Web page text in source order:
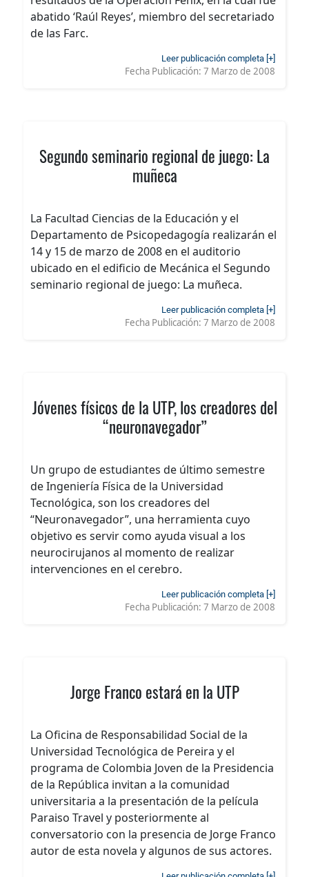
abatido ‘Raúl Reyes’, miembro del secretariado
de las Farc.
Leer publicación completa [+]
Fecha Publicación: 7 Marzo de 2008
Segundo seminario regional de juego: La
muñeca
La Facultad Ciencias de la Educación y el
Departamento de Psicopedagogía realizarán el
14 y 15 de marzo de 2008 en el auditorio
ubicado en el edificio de Mecánica el Segundo
seminario regional de juego: La muñeca.
Leer publicación completa [+]
Fecha Publicación: 7 Marzo de 2008
Jóvenes físicos de la UTP, los creadores del
“neuronavegador”
Un grupo de estudiantes de último semestre
de Ingeniería Física de la Universidad
Tecnológica, son los creadores del
“Neuronavegador”, una herramienta cuyo
objetivo es servir como ayuda visual a los
neurocirujanos al momento de realizar
intervenciones en el cerebro.
Leer publicación completa [+]
Fecha Publicación: 7 Marzo de 2008
Jorge Franco estará en la UTP
La Oficina de Responsabilidad Social de la
Universidad Tecnológica de Pereira y el
programa de Colombia Joven de la Presidencia
de la República invitan a la comunidad
universitaria a la presentación de la película
Paraiso Travel y posteriormente al
conversatorio con la presencia de Jorge Franco
autor de esta novela y algunos de sus actores.